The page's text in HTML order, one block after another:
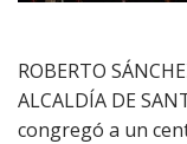
ROBERTO
ALCALDÍA DE
congregó a un